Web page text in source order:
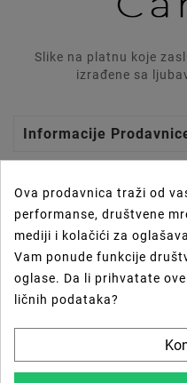
Slike na platnu koje
izrađene sa
Informacije
Vaš Nalog
Prečice
Ova prodavnica traži od
performanse, društvene
mediji i kolačići za
Vam ponude funkcije
oglase. Da li prihvatate
ličnih podataka?